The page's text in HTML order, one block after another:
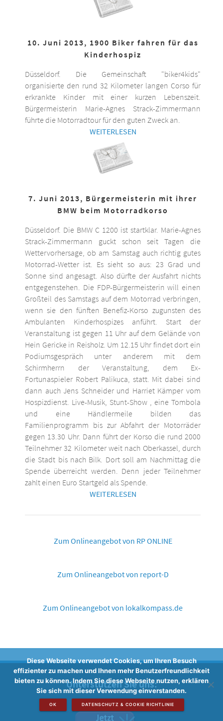
10. Juni 2013, 1900 Biker fahren für das
Kinderhospiz
Düsseldorf. Die Gemeinschaft "biker4kids"
organisierte den rund 32 Kilometer langen Corso für
erkrankte Kinder mit einer kurzen Lebenszeit.
Bürgermeisterin Marie-Agnes Strack-Zimmermann
führte die Motorradtour für den guten Zweck an.
WEITERLESEN
7. Juni 2013, Bürgermeisterin mit ihrer
BMW beim Motorradkorso
Düsseldorf. Die BMW C 1200 ist startklar. Marie-Agnes
Strack-Zimmermann guckt schon seit Tagen die
Wettervorhersage, ob am Samstag auch richtig gutes
Motorrad-Wetter ist. Es sieht so aus: 23 Grad und
Sonne sind angesagt. Also dürfte der Ausfahrt nichts
entgegenstehen. Die FDP-Bürgermeisterin will einen
Großteil des Samstags auf dem Motorrad verbringen,
wenn sie den fünften Benefiz-Korso zugunsten des
Ambulanten Kinderhospizes anführt. Start der
Veranstaltung ist gegen 11 Uhr auf dem Gelände von
Hein Gericke in Reisholz. Um 12.15 Uhr findet dort ein
Podiumsgespräch unter anderem mit dem
Schirmherrn der Veranstaltung, dem Ex-
Fortunaspieler Robert Palikuca, statt. Mit dabei sind
dann auch Jens Schneider und Harriet Kämper vom
Hospizdienst. Live-Musik, Stunt-Show , eine Tombola
und eine Händlermeile bilden das
Familienprogramm bis zur Abfahrt der Motorräder
gegen 13.30 Uhr. Dann führt der Korso die rund 2000
Teilnehmer 32 Kilometer weit nach Oberkassel, durch
die Stadt bis nach Bilk. Dort soll am Nachmittag die
Spende überreicht werden. Denn jeder Teilnehmer
zahlt einen Euro Startgeld als Spende.
WEITERLESEN
Zum Onlineangebot von RP ONLINE
Zum Onlineangebot von report-D
Zum Onlineangebot von lokalkompass.de
Unterstützen Sie uns:
Diese Webseite verwendet Cookies, um Ihren Besuch
effizienter zu machen und Ihnen mehr Benutzerfreundlichkeit
bieten zu können. Indem Sie diese Webseite nutzen, erklären
Sie sich mit dieser Verwendung einverstanden.
OK DATENSCHUTZ & COOKIE RICHTLINIE